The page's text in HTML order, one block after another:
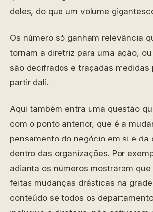
deles, do que um volume
Os número só ganham relevância
tornam a diretriz para uma ação,
são decifrados e traçadas medidas
partir dali.
Aqui também entra uma questão
com o ponto anterior, que é a
pensamento do negócio em si e da
dentro das organizações. Por
adianta os números mostrarem
feitas mudanças drásticas na
conteúdo se todos os